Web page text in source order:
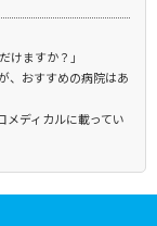
けますか？」
、おすすめの病院はあ
メディカルに載ってい